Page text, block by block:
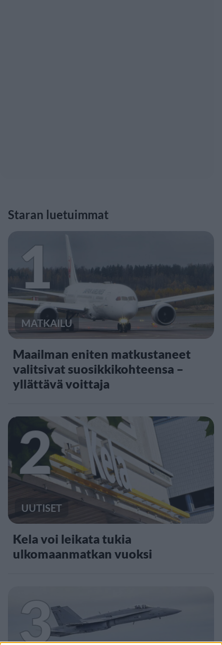
Staran luetuimmat
1
MATKAILU
Maailman eniten matkustaneet
valitsivat suosikkikohteensa –
yllättävä voittaja
2
UUTISET
Kela voi leikata tukia
ulkomaanmatkan vuoksi
3